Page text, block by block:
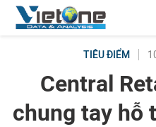
TIÊU ĐIỂM
Central
chung tay hỗ